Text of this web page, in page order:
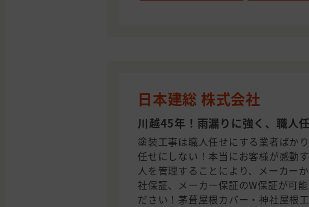
日本建総 株式会社
川越45年！雨漏りに強く、職人
塗装工事は職人任せにする業者ばか
任せにしない！本当にお客様が感動
人を管理することにより、メーカー
社保証、メーカー保証のW保証が可
ださい！茅葺屋根カバー・神社屋根